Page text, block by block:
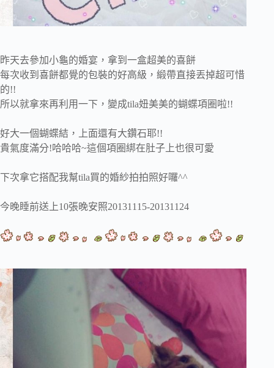
昨天去參加小龜的婚宴，拿到一盒超美的喜餅
每次收到喜餅都覺的包裝的好高級，緞帶直接丟掉超可惜
的!!
所以就拿來再利用一下，變成tila妞美美的蝴蝶項圈啦!!
好大一個蝴蝶結，上面還有大鑽石耶!!
貴氣度滿分!哈哈哈~這個項圈綁在肚子上也很可愛
下次拿它搭配我幫tila買的婚紗拍拍照好囉^^
今晚睡前送上10張晚安照20131115-20131124